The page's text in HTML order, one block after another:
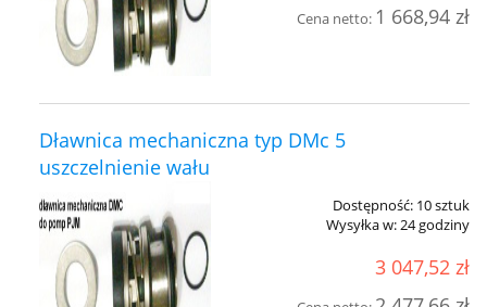
Cena netto: 1 668,94 zł
Dławnica mechaniczna typ DMc 5
uszczelnienie wału
Dostępność: 10 sztuk
Wysyłka w: 24 godziny
3 047,52 zł